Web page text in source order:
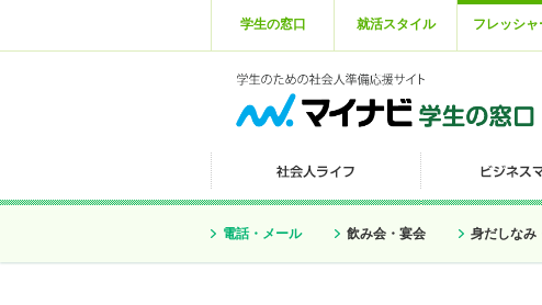
学生の窓口 就活スタイル フレッシャ
電話・メール 飲み会・宴会 身だしなみ